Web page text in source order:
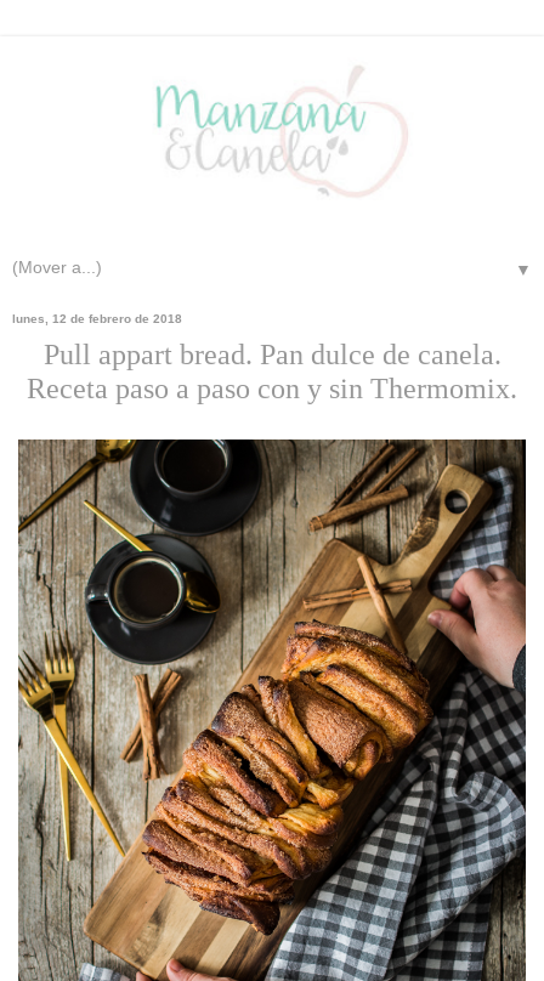
▼
lunes, 12 de febrero de 2018
Pull appart bread. Pan dulce de canela.
Receta paso a paso con y sin Thermomix.